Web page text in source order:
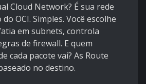
Cloud Network? É sua rede
OCI. Simples. Você escolhe
em subnets, controla
de firewall. E quem
cada pacote vai? As Route
no destino.